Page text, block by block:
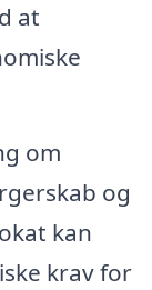
at
om
og
kan
krav for